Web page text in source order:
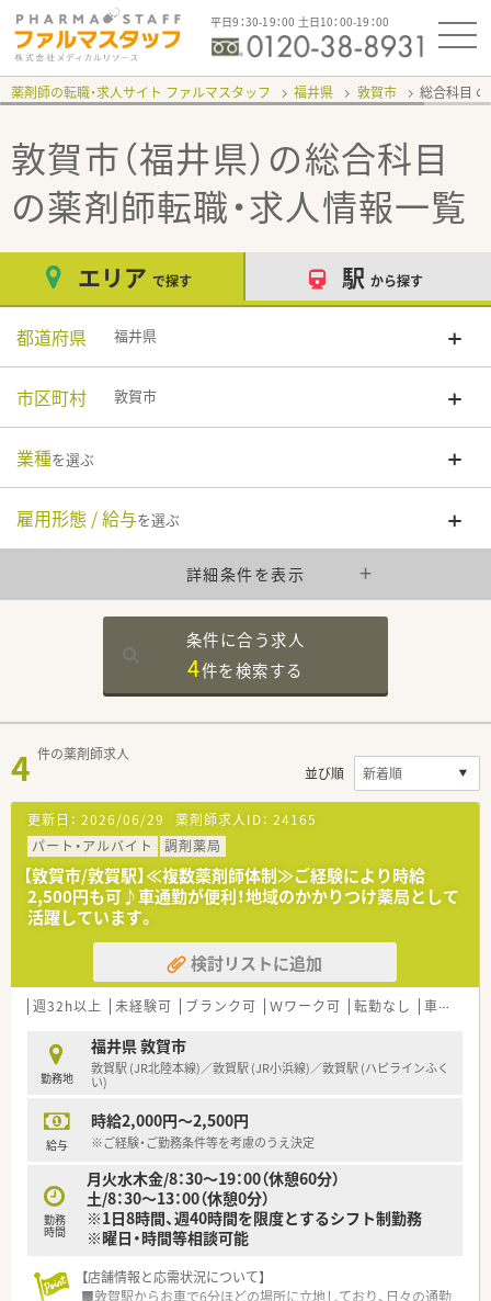
平日9：30-19：00 土日10：00-19：00
薬剤師の転職・求人サイト ファルマスタッフ 福井県 敦賀市 総合科目
敦賀市（福井県）の総合科目
の薬剤師転職・求人情報一覧
エリア で探す 駅 から探す
都道府県 福井県
市区町村 敦賀市
業種を選ぶ
雇用形態 / 給与を選ぶ
詳細条件を表示
条件に合う求人
4件を検索する
4 件の薬剤師求人
並び順
更新日： 2026/06/29 薬剤師求人ID： 24165
パート・アルバイト
調剤薬局
【敦賀市/敦賀駅】≪複数薬剤師体制≫ご経験により時給
2,500円も可♪車通勤が便利！地域のかかりつけ薬局として
活躍しています。
検討リストに追加
週32h以上 未経験可 ブランク可 Ｗワーク可 転勤なし 車通勤可
勤務地
福井県 敦賀市
敦賀駅 (JR北陸本線)／敦賀駅 (JR小浜線)／敦賀駅 (ハピラインふく
い)
給与
時給2,000円～2,500円
※ご経験・ご勤務条件等を考慮のうえ決定
勤務
時間
月火水木金/8：30～19：00（休憩60分）
土/8：30～13：00（休憩0分）
※1日8時間、週40時間を限度とするシフト制勤務
※曜日・時間等相談可能
【店舗情報と応需状況について】
■敦賀駅からお車で6分ほどの場所に立地しており、日々の通勤